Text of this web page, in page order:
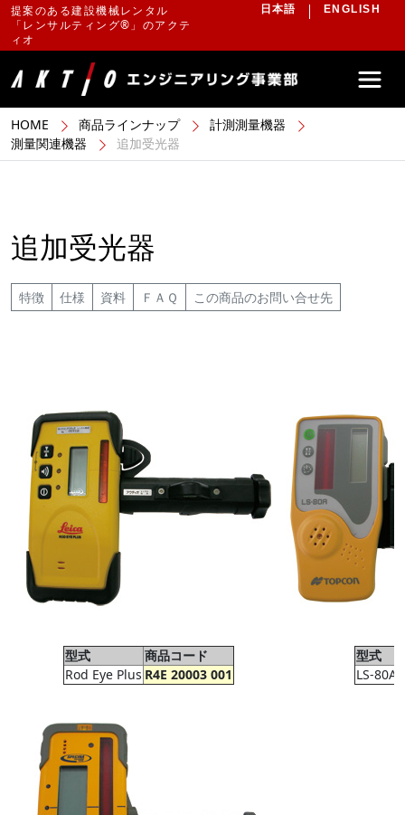
提案のある建設機械レンタル
「レンサルティング®」のアクテ
ィオ
日本語 ENGLISH
HOME 商品ラインナップ
計測測量機器
測量関連機器
追加受光器
追加受光器
特徴 仕様 資料 ＦＡＱ この商品のお問い合せ先
型式
商品コード
Rod Eye Plus R4E 20003 001
型式
LS-80A